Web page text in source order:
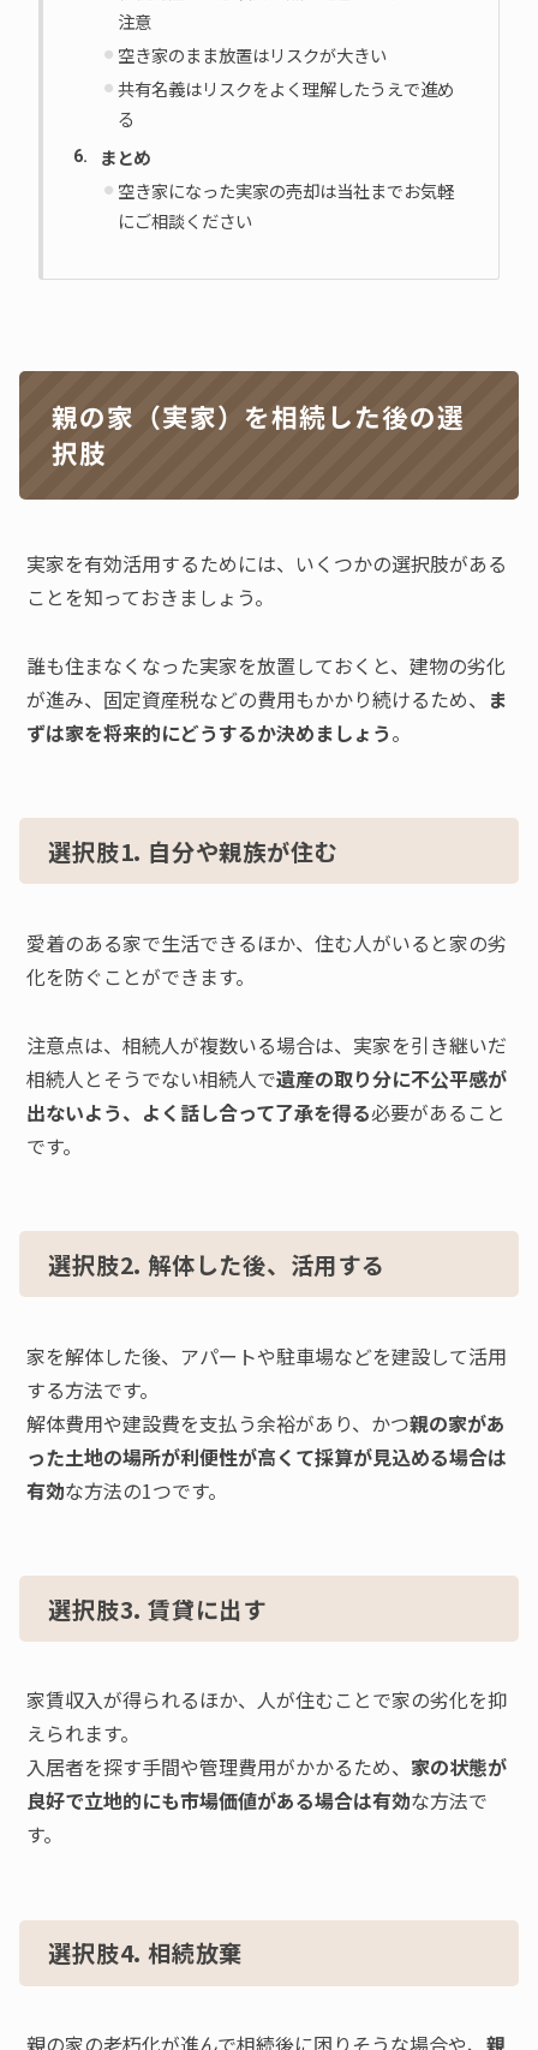
注意
空き家のまま放置はリスクが大きい
共有名義はリスクをよく理解したうえで進め
る
まとめ
空き家になった実家の売却は当社までお気軽
にご相談ください
親の家（実家）を相続した後の選
択肢
実家を有効活用するためには、いくつかの選択肢がある
ことを知っておきましょう。
誰も住まなくなった実家を放置しておくと、建物の劣化
が進み、固定資産税などの費用もかかり続けるため、 ま
ずは家を将来的にどうするか決めましょう。
選択肢1. 自分や親族が住む
愛着のある家で生活できるほか、住む人がいると家の劣
化を防ぐことができます。
注意点は、相続人が複数いる場合は、実家を引き継いだ
相続人とそうでない相続人で遺産の取り分に不公平感が
出ないよう、よく話し合って了承を得る必要があること
です。
選択肢2. 解体した後、活用する
家を解体した後、アパートや駐車場などを建設して活用
する方法です。
解体費用や建設費を支払う余裕があり、かつ親の家があ
った土地の場所が利便性が高くて採算が見込める場合は
有効な方法の1つです。
選択肢3. 賃貸に出す
家賃収入が得られるほか、人が住むことで家の劣化を抑
えられます。
入居者を探す手間や管理費用がかかるため、 家の状態が
良好で立地的にも市場価値がある場合は有効な方法で
す。
選択肢4. 相続放棄